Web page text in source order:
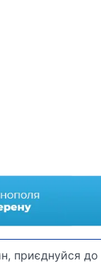
приєднуйся до